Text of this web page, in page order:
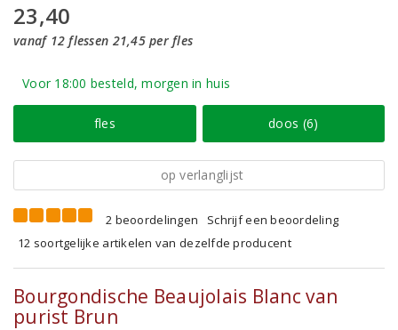
23,40
vanaf 12 flessen 21,45 per fles
Voor 18:00 besteld, morgen in huis
fles doos (6)
op verlanglijst
2 beoordelingen
Schrijf een beoordeling
12 soortgelijke artikelen van dezelfde producent
Bourgondische Beaujolais Blanc van
purist Brun